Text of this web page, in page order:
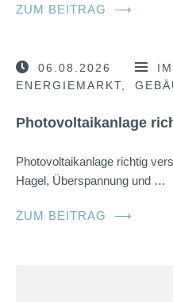
ZUM BEITRAG ⟶
06.08.2026
ENERGIEMARKT
Photovoltaikanlage
Photovoltaikanlage richtig
Hagel, Überspannung und …
ZUM BEITRAG ⟶